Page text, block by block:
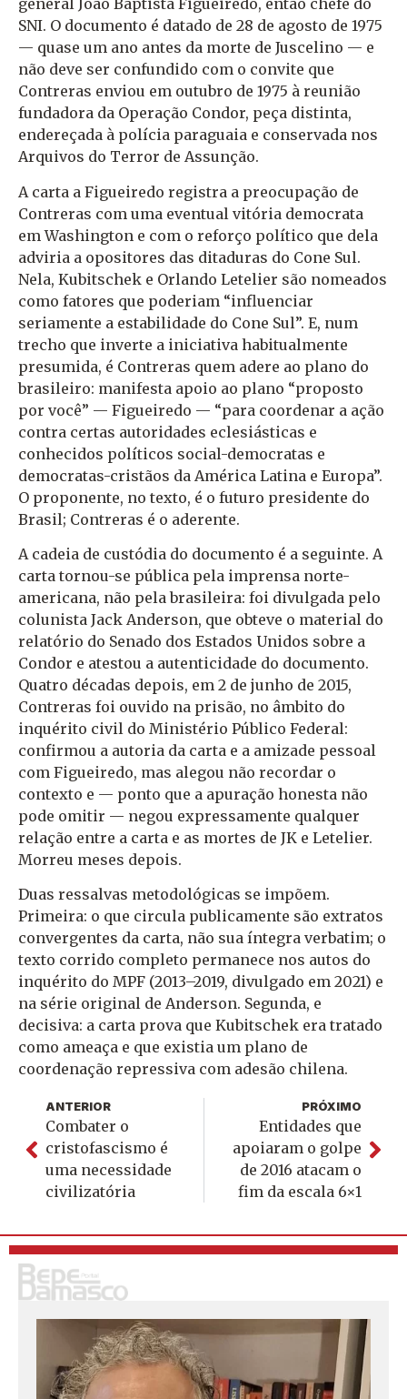
general João Baptista Figueiredo, então chefe do
SNI. O documento é datado de 28 de agosto de 1975
— quase um ano antes da morte de Juscelino — e
não deve ser confundido com o convite que
Contreras enviou em outubro de 1975 à reunião
fundadora da Operação Condor, peça distinta,
endereçada à polícia paraguaia e conservada nos
Arquivos do Terror de Assunção.
A carta a Figueiredo registra a preocupação de
Contreras com uma eventual vitória democrata
em Washington e com o reforço político que dela
adviria a opositores das ditaduras do Cone Sul.
Nela, Kubitschek e Orlando Letelier são nomeados
como fatores que poderiam “influenciar
seriamente a estabilidade do Cone Sul”. E, num
trecho que inverte a iniciativa habitualmente
presumida, é Contreras quem adere ao plano do
brasileiro: manifesta apoio ao plano “proposto
por você” — Figueiredo — “para coordenar a ação
contra certas autoridades eclesiásticas e
conhecidos políticos social-democratas e
democratas-cristãos da América Latina e Europa”.
O proponente, no texto, é o futuro presidente do
Brasil; Contreras é o aderente.
A cadeia de custódia do documento é a seguinte. A
carta tornou-se pública pela imprensa norte-
americana, não pela brasileira: foi divulgada pelo
colunista Jack Anderson, que obteve o material do
relatório do Senado dos Estados Unidos sobre a
Condor e atestou a autenticidade do documento.
Quatro décadas depois, em 2 de junho de 2015,
Contreras foi ouvido na prisão, no âmbito do
inquérito civil do Ministério Público Federal:
confirmou a autoria da carta e a amizade pessoal
com Figueiredo, mas alegou não recordar o
contexto e — ponto que a apuração honesta não
pode omitir — negou expressamente qualquer
relação entre a carta e as mortes de JK e Letelier.
Morreu meses depois.
Duas ressalvas metodológicas se impõem.
Primeira: o que circula publicamente são extratos
convergentes da carta, não sua íntegra verbatim; o
texto corrido completo permanece nos autos do
inquérito do MPF (2013–2019, divulgado em 2021) e
na série original de Anderson. Segunda, e
decisiva: a carta prova que Kubitschek era tratado
como ameaça e que existia um plano de
coordenação repressiva com adesão chilena.
ANTERIOR
Combater o
cristofascismo é
uma necessidade
civilizatória
PRÓXIMO
Entidades que
apoiaram o golpe
de 2016 atacam o
fim da escala 6×1
o
u